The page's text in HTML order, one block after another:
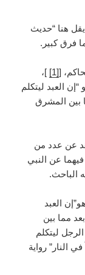
يقل هنا “حديث
فرق كبير.
[
[1]
]،
العبد ليتكلم
بين المشرق
عن عدد من
عن النبي
الباحث.
العبد
مما بين
ليتكلم
النار” رواية